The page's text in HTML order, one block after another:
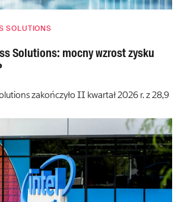
SOLUTIONS
Solutions: mocny wzrost zysku
zakończyło II kwartał 2026 r. z 28,9